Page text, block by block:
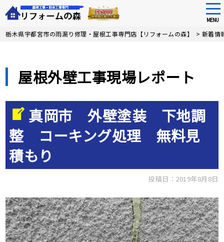
Skip
MENU
栃木県宇都宮市の雨漏り修理・屋根工事専門店【リフォームの森】 > 新着情
屋根外壁工事現場レポート
真岡市 外壁塗装 下地調
整 コーキング処理 無料見
積もり
投稿日：2019年8月8日